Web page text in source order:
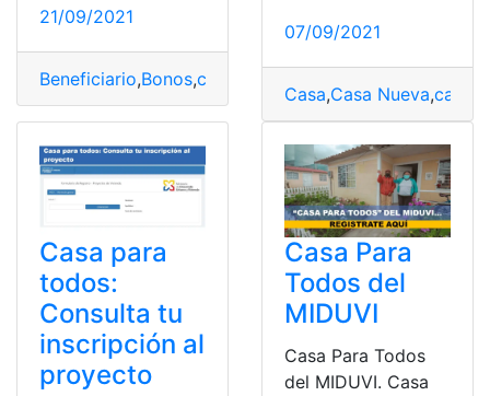
21/09/2021
Beneficiario,Bonos,casa para todos
07/09/2021
Casa,Casa Nueva,casa
Casa para
todos:
Consulta tu
inscripción al
proyecto
Casa Para
Todos del
MIDUVI
Casa Para Todos
del MIDUVI. Casa